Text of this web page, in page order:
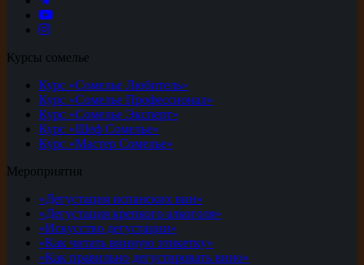
Курсы сомелье
Курс «Сомелье Любитель»
Курс «Сомелье Профессионал»
Курс «Сомелье Эксперт»
Курс «Шеф Сомелье»
Курс «Мастер Сомелье»
Мероприятия
«Дегустация испанских вин»
«Дегустация крепкого алкоголя»
«Искусство дегустации»
«Как читать винную этикетку»
«Как правильно дегустировать вино»